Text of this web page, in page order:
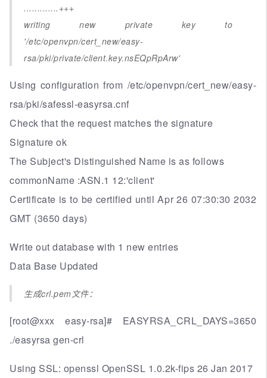
.............+++
writing new private key to
'/etc/openvpn/cert_new/easy-
rsa/pki/private/client.key.nsEQpRpArw'
Using configuration from /etc/openvpn/cert_new/easy-
rsa/pki/safessl-easyrsa.cnf
Check that the request matches the signature
Signature ok
The Subject's Distinguished Name is as follows
commonName :ASN.1 12:'client'
Certificate is to be certified until Apr 26 07:30:30 2032
GMT (3650 days)
Write out database with 1 new entries
Data Base Updated
生成crl.pem文件：
[root@xxx easy-rsa]# EASYRSA_CRL_DAYS=3650
./easyrsa gen-crl
Using SSL: openssl OpenSSL 1.0.2k-fips 26 Jan 2017